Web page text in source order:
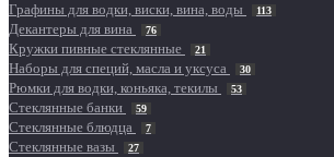
Графины для водки, виски, вина, воды 113
Декантеры для вина 76
Кружки пивные стеклянные 21
Наборы для специй, масла и уксуса 30
Рюмки для водки, коньяка, текилы 53
Стеклянные банки 59
Стеклянные блюдца 7
Стеклянные вазы 27